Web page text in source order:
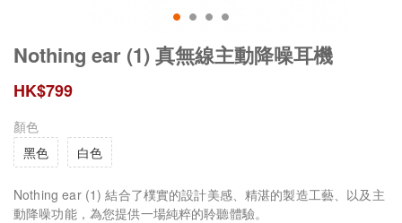
Nothing ear (1) 真無線主動降噪耳機
HK$799
顏色
黑色
白色
Nothing ear (1) 結合了樸實的設計美感、精湛的製造工藝、以及主
動降噪功能，為您提供一場純粹的聆聽體驗。